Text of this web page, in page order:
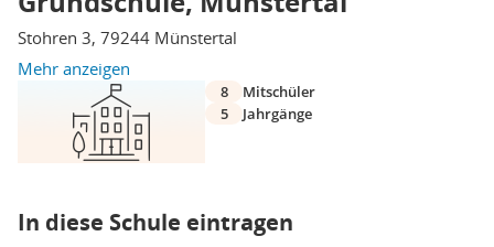
Stohren 3, 79244 Münstertal
Mehr anzeigen
8
Mitschüler
5
Jahrgänge
In diese Schule eintragen